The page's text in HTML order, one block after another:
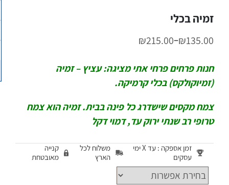
זמיה בכלי
₪135.00
–
₪215.00
חנות פרחים פרחי אתי מציגה: עציץ – זמיה
(זמיוקולקס) בכלי קרמיקה.
צמח מקסים שישדרג כל פינה בבית. זמיה הוא צמח
טרופי רב שנתי ירוק עד, דמוי דקל
זמן אספקה : עד X ימי
עסקים
משלוח לכל
הארץ
קנייה
מאובטחת